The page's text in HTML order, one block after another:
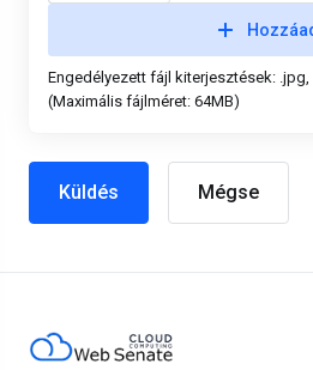
Engedélyezett fájl kiterjesztések:
(Maximális fájlméret: 64MB)
Mégse